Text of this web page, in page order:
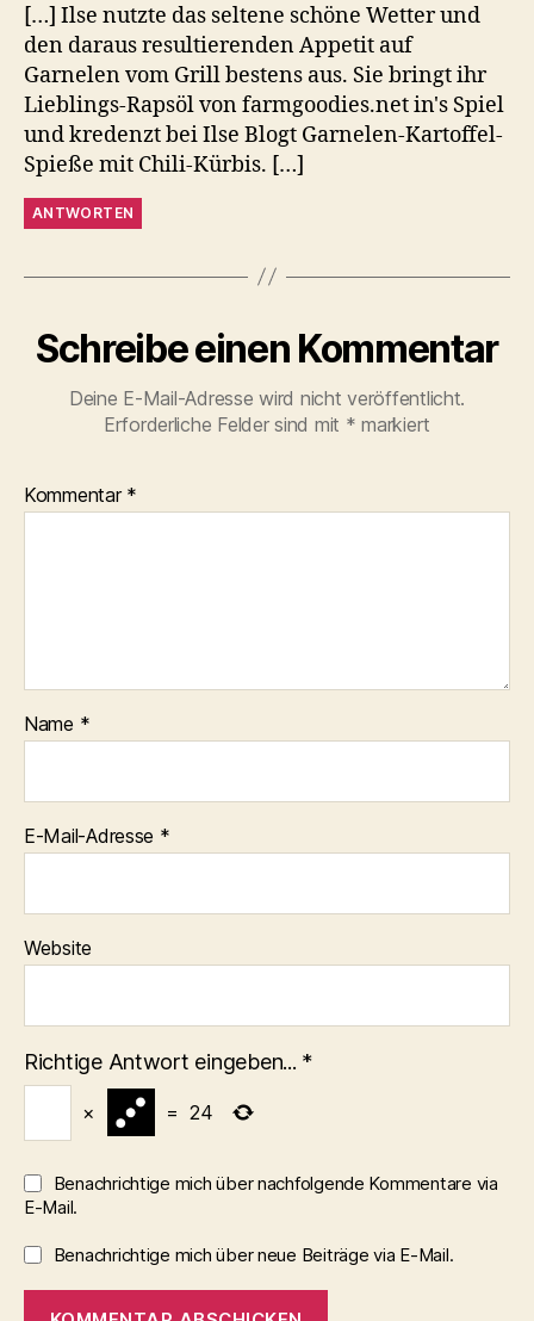
[…] Ilse nutzte das seltene schöne Wetter und
den daraus resultierenden Appetit auf
Garnelen vom Grill bestens aus. Sie bringt ihr
Lieblings-Rapsöl von farmgoodies.net in's Spiel
und kredenzt bei Ilse Blogt Garnelen-Kartoffel-
Spieße mit Chili-Kürbis. […]
ANTWORTEN
Schreibe einen Kommentar
Deine E-Mail-Adresse wird nicht veröffentlicht.
Erforderliche Felder sind mit * markiert
Kommentar *
Name *
E-Mail-Adresse *
Website
Richtige Antwort eingeben... *
× = 24
Benachrichtige mich über nachfolgende Kommentare via
E-Mail.
Benachrichtige mich über neue Beiträge via E-Mail.